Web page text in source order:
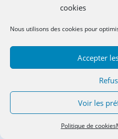
cookies
Nous utilisons des cookies pour
Accepter
Voir les
Politique de cookies
DOUDOUS DOUKIDOU
DOUDOUS GIPSY
DOUDOUS HISTOIRE
DOUDOUS KALOO
DOUDOUS KIMBALOO
DOUDOUS KLORANE
DOUDOUS LES
DOUDOUS LES DEGLINGOS
DOUDOUS MOULIN ROTY